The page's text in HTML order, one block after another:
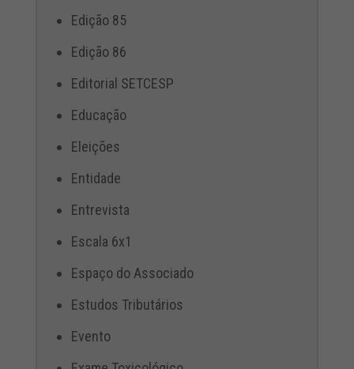
Edição 85
Edição 86
Editorial SETCESP
Educação
Eleições
Entidade
Entrevista
Escala 6x1
Espaço do Associado
Estudos Tributários
Evento